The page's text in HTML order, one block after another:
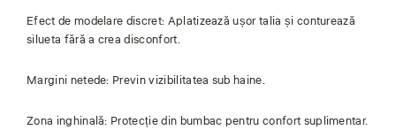
Efect de modelare discret: Aplatizează ușor talia și conturează
silueta fără a crea disconfort.
Margini netede: Previn vizibilitatea sub haine.
Zona inghinală: Protecție din bumbac pentru confort suplimentar.